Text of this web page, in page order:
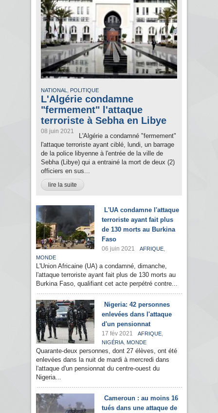
NATIONAL , POLITIQUE
L'Algérie condamne
"fermement" l'attaque
terroriste à Sebha en Libye
08 juin 2021
L'Algérie a condamné "fermement"
l'attaque terroriste ayant ciblé, lundi, un barrage
de la police libyenne à l'entrée de la ville de
Sebha (Libye) qui a entrainé la mort de deux (2)
officiers en sus...
lire la suite
L'UA condamne l'attaque
terroriste ayant fait plus
de 130 morts au Burkina
Faso
06 juin 2021 AFRIQUE,
MONDE
L'Union Africaine (UA) a condamné, dimanche,
l'attaque terroriste ayant fait plus de 130 morts au
Burkina Faso, qualifiant cet acte perpétré contre...
Nigeria: 42 personnes
enlevées dans l'attaque
d'un pensionnat
17 fév 2021 AFRIQUE,
NIGÉRIA, MONDE
Quarante-deux personnes, dont 27 élèves, ont été
enlevées dans la nuit de mardi à mercredi dans
l'attaque d'un pensionnat du centre-ouest du
Nigeria...
Cameroun : au moins 16
tués dans une attaque de